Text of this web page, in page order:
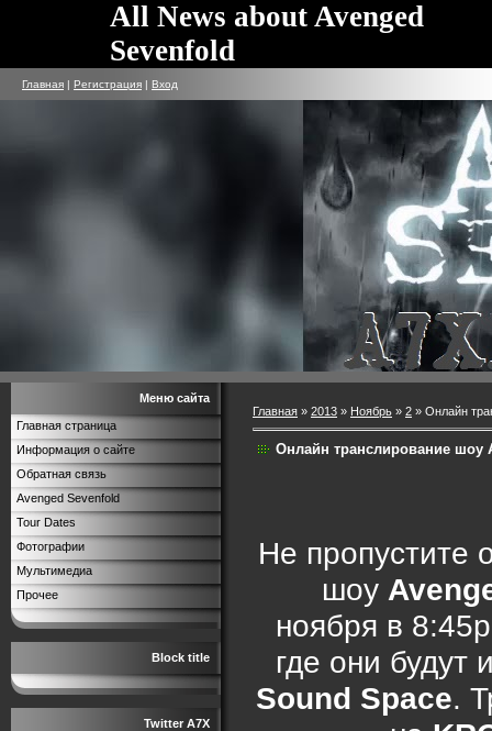
All News about Avenged
Sevenfold
Главная | Регистрация | Вход
Меню сайта
Главная страница
Информация о сайте
Обратная связь
Avenged Sevenfold
Tour Dates
Фотографии
Мультимедиа
Прочее
Block title
Twitter A7X
Главная » 2013 » Ноябрь » 2 » Онлайн
Онлайн транслирование шоу
Не пропустите
шоу
ноября в
где они будут
Sound Space.